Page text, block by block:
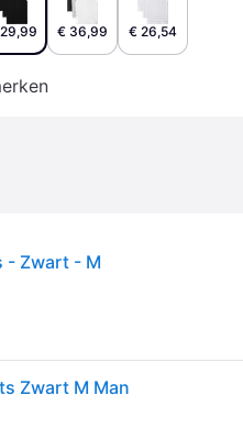
€ 36,99 € 26,54
- Zwart - M
Zwart M Man